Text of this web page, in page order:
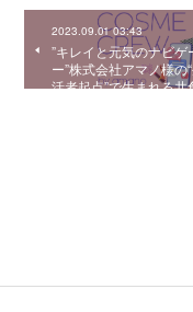
2023.09.01 03:43
”キレイと元気のナビゲ
ー”株式会社アマノ様の
活者起点”で生まれる